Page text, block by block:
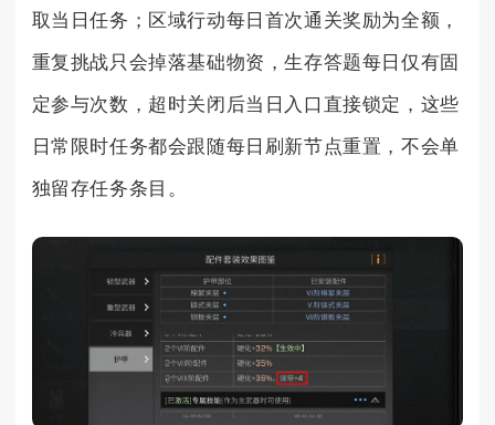
取当日任务；区域行动每日首次通关奖励为全额，
重复挑战只会掉落基础物资，生存答题每日仅有固
定参与次数，超时关闭后当日入口直接锁定，这些
日常限时任务都会跟随每日刷新节点重置，不会单
独留存任务条目。